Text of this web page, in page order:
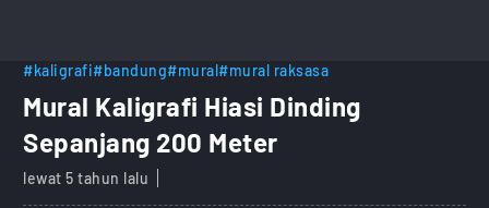
#kaligrafi#bandung#mural#mural raksasa
Mural Kaligrafi Hiasi Dinding
Sepanjang 200 Meter
lewat 5 tahun lalu